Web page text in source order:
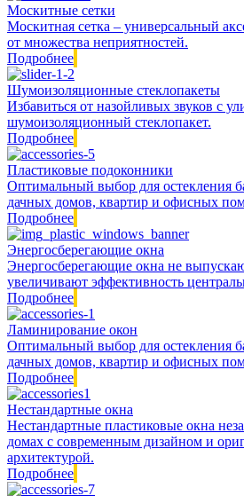
Москитные сетки
Москитная сетка – универсальный
от множества неприятностей.
Подробнее
Шумоизоляционные стеклопакеты
Избавиться от назойливых звуков с
шумоизоляционный стеклопакет.
Подробнее
Пластиковые подоконники
Оптимальный выбор для остекления
дачных домов, квартир и офисных
Подробнее
Энергосберегающие окна
Энергосберегающие окна не
увеличивают эффективность
Подробнее
Ламинирование окон
Оптимальный выбор для остекления
дачных домов, квартир и офисных
Подробнее
Нестандартные окна
Нестандартные пластиковые окна
домах с современным дизайном и
архитектурой.
Подробнее